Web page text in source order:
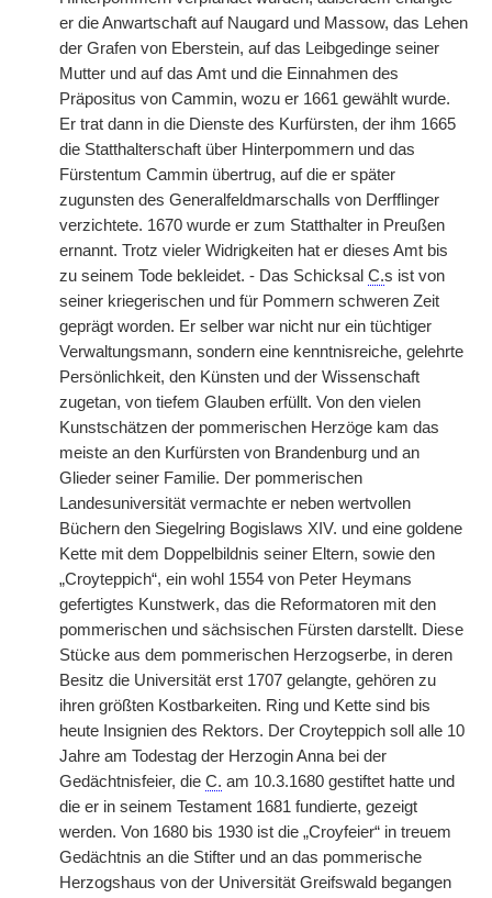
er die Anwartschaft auf Naugard und Massow, das Lehen
der Grafen von Eberstein, auf das Leibgedinge seiner
Mutter und auf das Amt und die Einnahmen des
Präpositus von Cammin, wozu er 1661 gewählt wurde.
Er trat dann in die Dienste des Kurfürsten, der ihm 1665
die Statthalterschaft über Hinterpommern und das
Fürstentum Cammin übertrug, auf die er später
zugunsten des Generalfeldmarschalls von Derfflinger
verzichtete. 1670 wurde er zum Statthalter in Preußen
ernannt. Trotz vieler Widrigkeiten hat er dieses Amt bis
zu seinem Tode bekleidet. - Das Schicksal C.s ist von
seiner kriegerischen und für Pommern schweren Zeit
geprägt worden. Er selber war nicht nur ein tüchtiger
Verwaltungsmann, sondern eine kenntnisreiche, gelehrte
Persönlichkeit, den Künsten und der Wissenschaft
zugetan, von tiefem Glauben erfüllt. Von den vielen
Kunstschätzen der pommerischen Herzöge kam das
meiste an den Kurfürsten von Brandenburg und an
Glieder seiner Familie. Der pommerischen
Landesuniversität vermachte er neben wertvollen
Büchern den Siegelring Bogislaws XIV. und eine goldene
Kette mit dem Doppelbildnis seiner Eltern, sowie den
„Croyteppich“, ein wohl 1554 von Peter Heymans
gefertigtes Kunstwerk, das die Reformatoren mit den
pommerischen und sächsischen Fürsten darstellt. Diese
Stücke aus dem pommerischen Herzogserbe, in deren
Besitz die Universität erst 1707 gelangte, gehören zu
ihren größten Kostbarkeiten. Ring und Kette sind bis
heute Insignien des Rektors. Der Croyteppich soll alle 10
Jahre am Todestag der Herzogin Anna bei der
Gedächtnisfeier, die C. am 10.3.1680 gestiftet hatte und
die er in seinem Testament 1681 fundierte, gezeigt
werden. Von 1680 bis 1930 ist die „Croyfeier“ in treuem
Gedächtnis an die Stifter und an das pommerische
Herzogshaus von der Universität Greifswald begangen